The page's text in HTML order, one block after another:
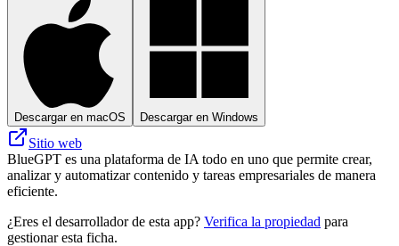
Descargar en macOS Descargar en Windows
Sitio web
BlueGPT es una plataforma de IA todo en uno que permite crear,
analizar y automatizar contenido y tareas empresariales de manera
eficiente.
¿Eres el desarrollador de esta app? Verifica la propiedad para
gestionar esta ficha.